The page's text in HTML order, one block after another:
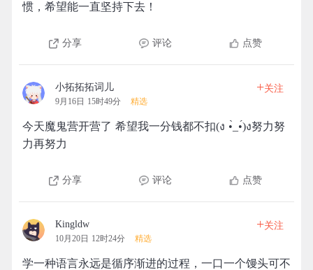
惯，希望能一直坚持下去！
分享 评论 点赞
小拓拓拓词儿
9月16日 15时49分 精选
+关注
今天魔鬼营开营了 希望我一分钱都不扣(ง •̀_•́)ง努力努
力再努力
分享 评论 点赞
Kingldw
10月20日 12时24分 精选
+关注
学一种语言永远是循序渐进的过程，一口一个馒头可不